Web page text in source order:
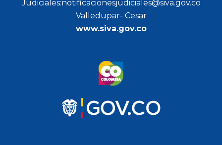
Judiciales:notificacionesjudiciales@siva.gov.co
Valledupar- Cesar
www.siva.gov.co